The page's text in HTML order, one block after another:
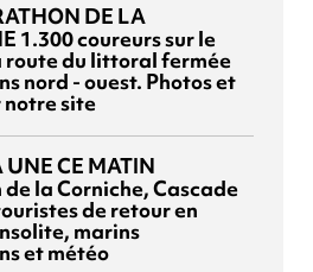
DE LA
1.300 coureurs sur le
route du littoral fermée
nord - ouest. Photos et
notre site
UNE CE MATIN
la Corniche, Cascade
de retour en
marins
et météo